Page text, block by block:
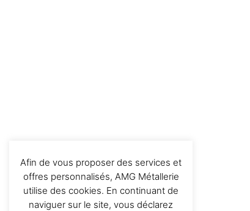
Afin de vous proposer des services et
offres personnalisés, AMG Métallerie
utilise des cookies. En continuant de
naviguer sur le site, vous déclarez